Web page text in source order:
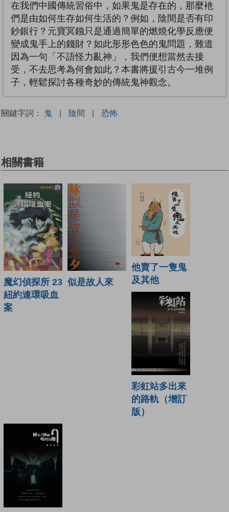
在我們中國傳統習俗中，如果鬼是存在的，那麼衪
們是由如何生存如何生活的？例如，陰間是否有印
鈔銀行？元寶冥鏹只是通過簡單的燃燒化學反應便
變成鬼手上的錢財？如此形形色色的鬼問題，難道
因為一句「不語怪力亂神」，我們便想當然去接
受，不去思考為何會如此？本書將援引古今一堆例
子，輕鬆探討各種奇妙的傳統鬼神觀念。
關鍵字詞： 鬼 | 陰間 | 恐怖
相關書籍
魔幻偵探所 23
紐約連環吸血
案
似是故人來
他賣了一隻鬼
及其他
彩虹站多出來
的路軌（增訂
版）